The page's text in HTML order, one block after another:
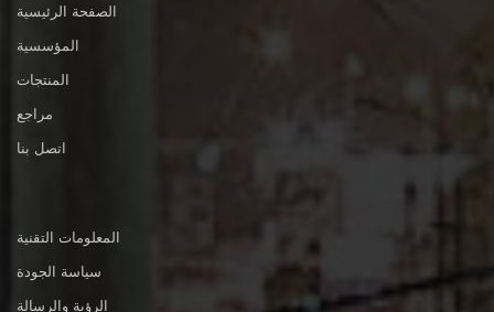
الصفحة الرئيسية
المؤسسية
المنتجات
مراجع
اتصل بنا
المعلومات التقنية
سياسة الجودة
الرؤية والرسالة